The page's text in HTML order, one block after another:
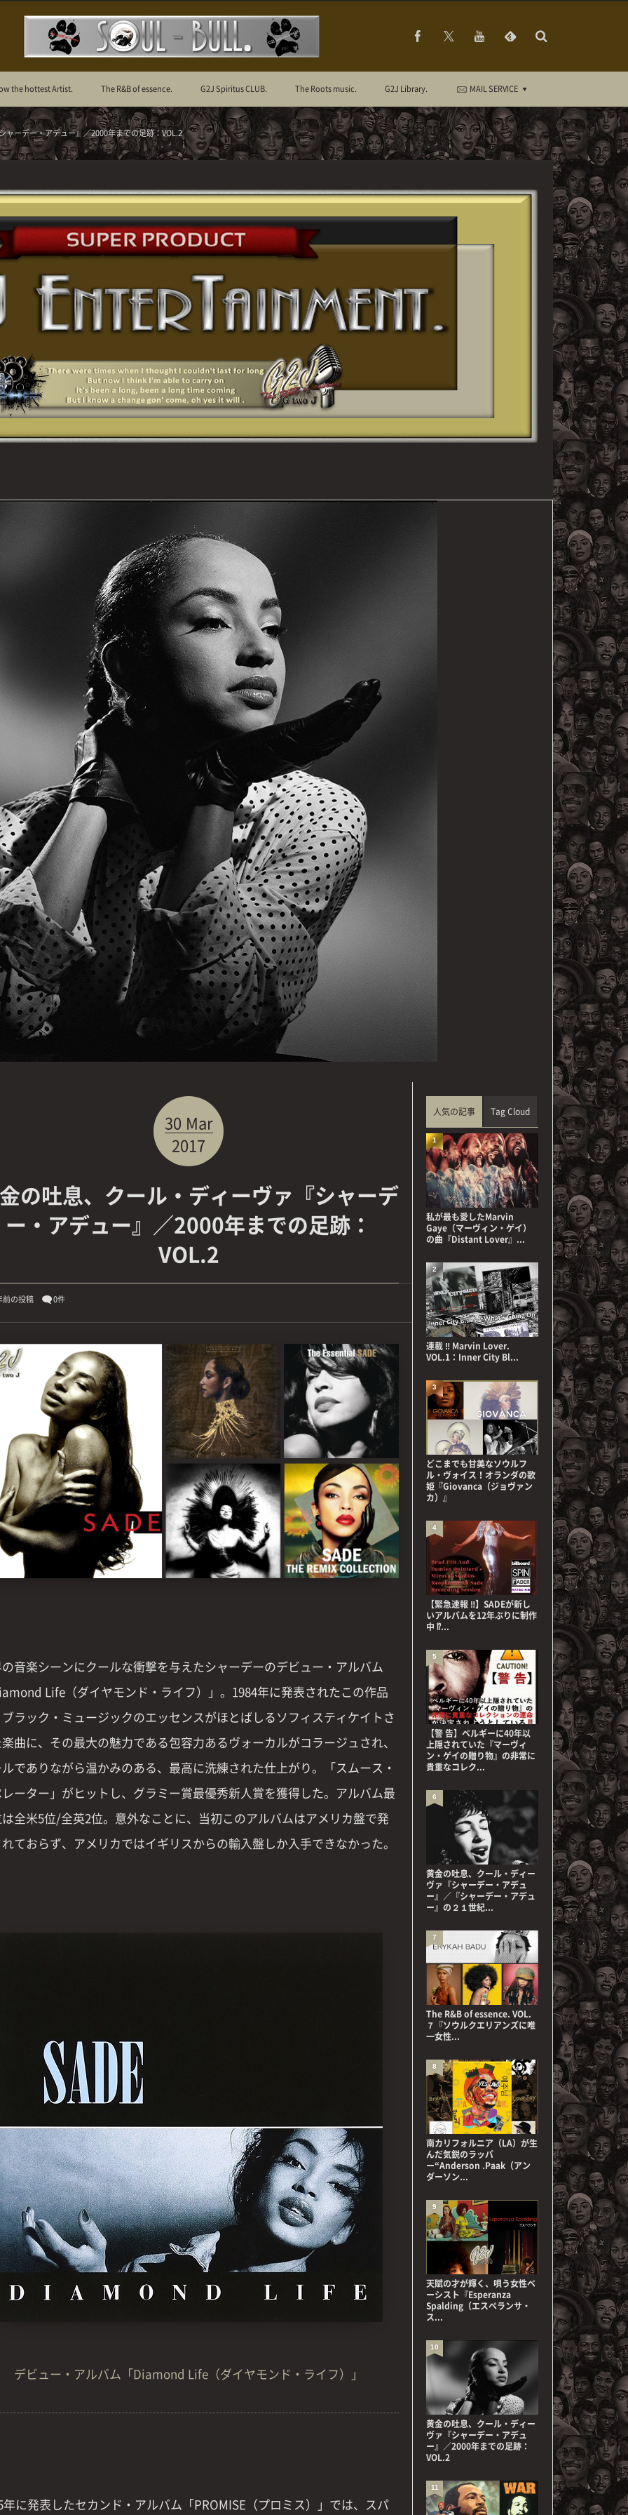
the hottest Artist. The R&B of essence. G2J Spiritus CLUB. The Roots music. G2J Library. MAIL SERVICE
ャーデー・アデュー』／2000年までの足跡：VOL.2
30 Mar
2017
の吐息、クール・ディーヴァ『シャーデ
ー・アデュー』／2000年までの足跡：
VOL.2
前の投稿 0件
音楽シーンにクールな衝撃を与えたシャーデーのデビュー・アルバム
Life（ダイヤモンド・ライフ）」。1984年に発表されたこの作品
ラック・ミュージックのエッセンスがほとばしるソフィスティケイトさ
曲に、その最大の魅力である包容力あるヴォーカルがコラージュされ、
でありながら温かみのある、最高に洗練された仕上がり。「スムース・
ーター」がヒットし、グラミー賞最優秀新人賞を獲得した。アルバム最
全米5位/全英2位。意外なことに、当初このアルバムはアメリカ盤で発
ておらず、アメリカではイギリスからの輸入盤しか入手できなかった。
デビュー・アルバム「Diamond Life（ダイヤモンド・ライフ）」
年に発表したセカンド・アルバム「PROMISE（プロミス）」では、スパ
人気の記事 Tag Cloud
私が最も愛したMarvin
Gaye（マーヴィン・ゲイ）
の曲『Distant Lover』...
1
連載 ‼ Marvin Lover.
VOL.1：Inner City Bl...
2
どこまでも甘美なソウルフ
ル・ヴォイス！オランダの歌
姫『Giovanca（ジョヴァン
カ）』
3
【緊急速報 ‼】SADEが新し
いアルバムを12年ぶりに制作
中 ⁉...
4
【警 告】ベルギーに40年以
上隠されていた『マーヴィ
ン・ゲイの贈り物』の非常に
貴重なコレク...
5
黄金の吐息、クール・ディー
ヴァ『シャーデー・アデュ
ー』／『シャーデー・アデュ
ー』の２１世紀...
6
The R&B of essence. VOL.
７『ソウルクエリアンズに唯
一女性...
7
南カリフォルニア（LA）が生
んだ気鋭のラッパ
ー“Anderson .Paak（アン
ダーソン...
8
天賦の才が輝く、唄う女性ベ
ーシスト『Esperanza
Spalding（エスペランサ・
ス...
9
黄金の吐息、クール・ディー
ヴァ『シャーデー・アデュ
ー』／2000年までの足跡：
VOL.2
10
11